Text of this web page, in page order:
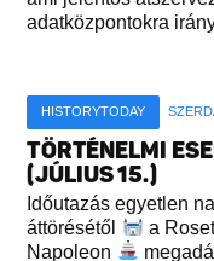
adatközpontokra
HISTORYTODAY
TÖRTÉNELMI
(JÚLIUS 15.)
Időutazás egyetlen
áttörésétől
a
Napoleon